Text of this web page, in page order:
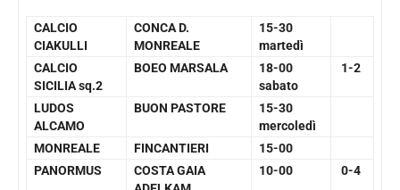
CALCIO
CIAKULLI
CONCA D.
MONREALE
15-30
martedì
CALCIO
SICILIA sq.2
BOEO MARSALA
18-00
sabato
1-2
LUDOS
ALCAMO
BUON PASTORE
15-30
mercoledì
MONREALE
FINCANTIERI
15-00
PANORMUS
COSTA GAIA
10-00 0-4